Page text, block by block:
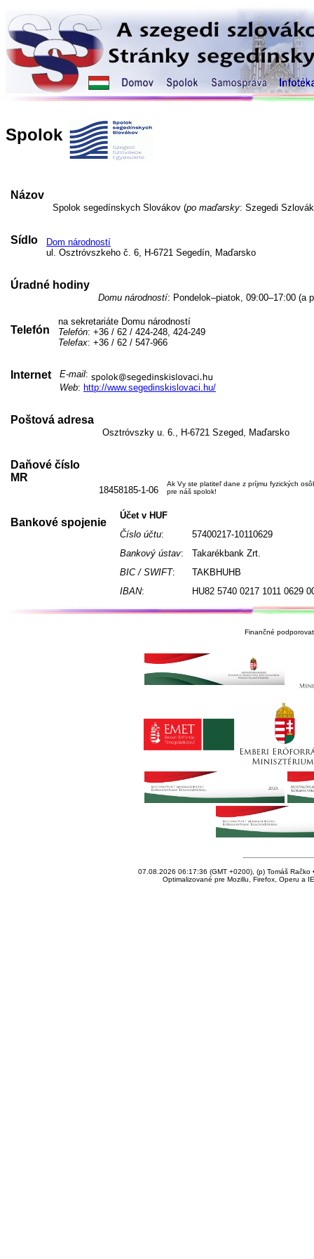
Spolok
Názov
Spolok segedínskych Slovákov (po maďarsky: Szegedi
Sídlo
Dom národností
ul. Osztróvszkeho č. 6, H-6721 Segedín, Maďarsko
Úradné hodiny
Domu národností: Pondelok–piatok, 09:00–17:00 (a
Telefón
na sekretariáte Domu národností
Telefón: +36 / 62 / 424-248, 424-249
Telefax: +36 / 62 / 547-966
Internet E-mail:
Web: http://www.segedinskislovaci.hu/
Poštová adresa
Osztróvszky u. 6., H-6721 Szeged, Maďarsko
Daňové číslo
MR
18458185-1-06
Ak Vy ste platiteľ dane z príjmu fyzických
pre náš spolok!
Bankové spojenie
Účet v HUF
Číslo účtu:
57400217-10110629
Bankový ústav:
Takarékbank Zrt.
BIC / SWIFT:
TAKBHUHB
IBAN: HU82 5740 0217 1011 0629
Finančné
07.08.2026 06:17:36 (GMT +0200), (p) Tomáš Račko
Optimalizované pre Mozillu, Firefox, Operu a